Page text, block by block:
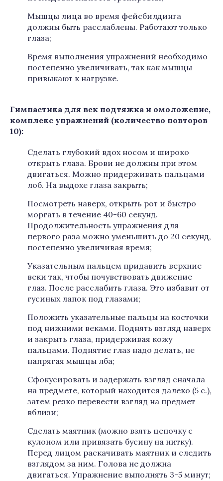
Мышцы лица во время фейсбилдинга
должны быть расслаблены. Работают только
глаза;
Время выполнения упражнений необходимо
постепенно увеличивать, так как мышцы
привыкают к нагрузке.
Гимнастика для век подтяжка и омоложение,
комплекс упражнений (количество повторов
10):
Сделать глубокий вдох носом и широко
открыть глаза. Брови не должны при этом
двигаться. Можно придерживать пальцами
лоб. На выдохе глаза закрыть;
Посмотреть наверх, открыть рот и быстро
моргать в течение 40-60 секунд.
Продолжительность упражнения для
первого раза можно уменьшить до 20 секунд,
постепенно увеличивая время;
Указательным пальцем придавить верхние
веки так, чтобы почувствовать движение
глаз. После расслабить глаза. Это избавит от
гусиных лапок под глазами;
Положить указательные пальцы на косточки
под нижними веками. Поднять взгляд наверх
и закрыть глаза, придерживая кожу
пальцами. Поднятие глаз надо делать, не
напрягая мышцы лба;
Сфокусировать и задержать взгляд сначала
на предмете, который находится далеко (5 с.),
затем резко перевести взгляд на предмет
вблизи;
Сделать маятник (можно взять цепочку с
кулоном или привязать бусину на нитку).
Перед лицом раскачивать маятник и следить
взглядом за ним. Голова не должна
двигаться. Упражнение выполнять 3-5 минут;